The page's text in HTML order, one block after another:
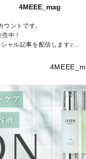
4MEEE_mag
ントです。
中！
ャル記事を配信します♪
https://